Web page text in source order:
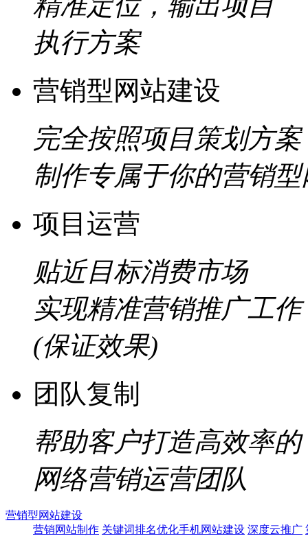
执行方案
营销型网站建设
完全按照项目策划方案
制作专属于你的营销
项目运营
贴近目标消费市场
实现精准营销推广工作
(保证效果)
团队复制
帮助客户打造高效率的
网络营销运营团队
营销型网站建设
营销网站制作 关键词排名优化手机网站建设 深度云推广